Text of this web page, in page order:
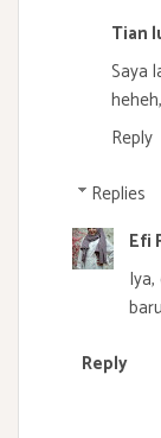
Tian
Saya
Reply
Replies
Efi
Reply